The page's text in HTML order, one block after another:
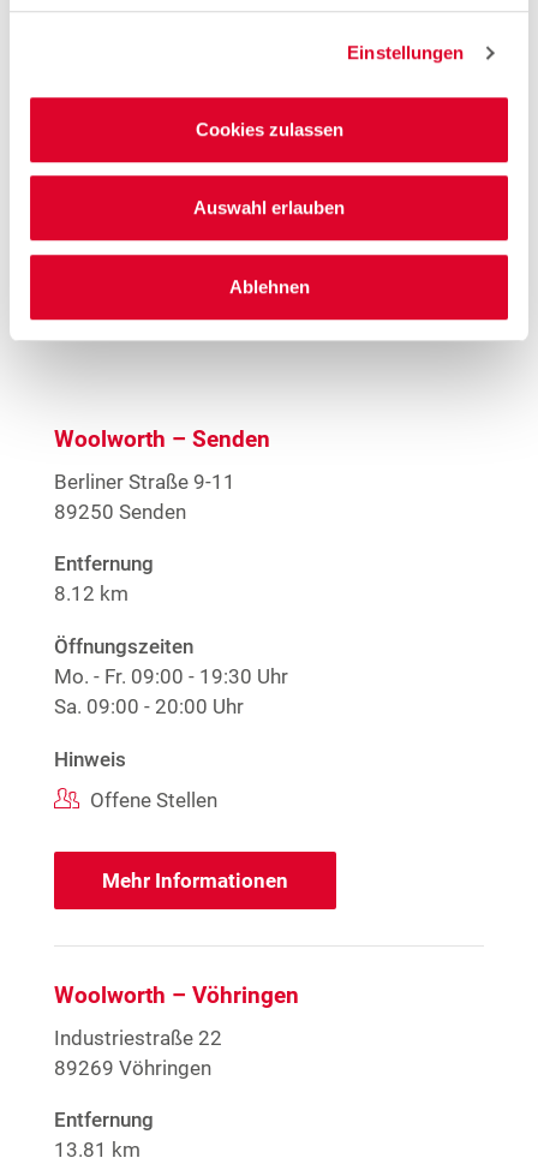
Einstellungen
Cookies zulassen
Auswahl erlauben
Ablehnen
Stores in der Nähe von
Woolworth – Ulm
Woolworth – Senden
Berliner Straße 9-11
89250 Senden
Entfernung
8.12 km
Öffnungszeiten
Mo. - Fr. 09:00 - 19:30 Uhr
Sa. 09:00 - 20:00 Uhr
Hinweis
Offene Stellen
Mehr Informationen
Woolworth – Vöhringen
Industriestraße 22
89269 Vöhringen
Entfernung
13.81 km